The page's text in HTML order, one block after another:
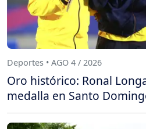
Deportes • AGO 4 / 2026
Oro histórico: Ronal
medalla en Santo